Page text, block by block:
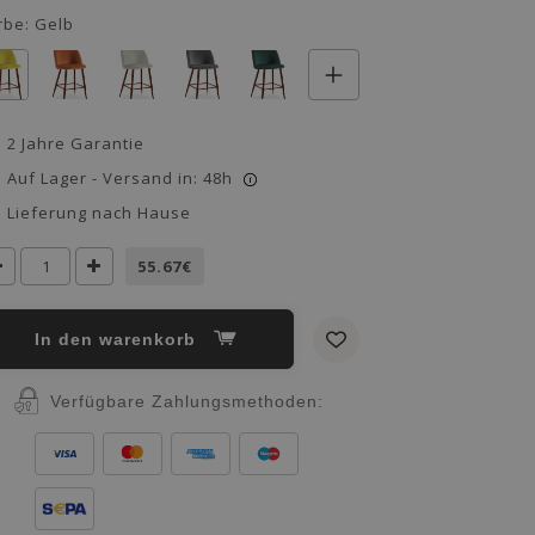
Gelb
2 Jahre Garantie
Auf Lager - Versand in: 48h
i
Lieferung nach Hause
55.67€
in den warenkorb
Verfügbare Zahlungsmethoden: